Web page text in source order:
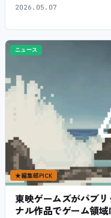
2026.05.07
ニュース
★編集部PICK
東映ゲームズがパブ
ナル作品でゲーム領域